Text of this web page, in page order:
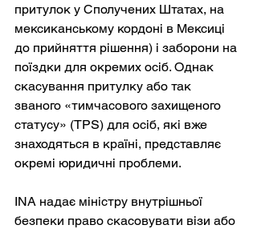
притулок у Сполучених Штатах, на
мексиканському кордоні в Мексиці
до прийняття рішення) і заборони на
поїздки для окремих осіб. Однак
скасування притулку або так
званого «тимчасового захищеного
статусу» (TPS) для осіб, які вже
знаходяться в країні, представляє
окремі юридичні проблеми.
INA надає міністру внутрішньої
безпеки право скасовувати візи або